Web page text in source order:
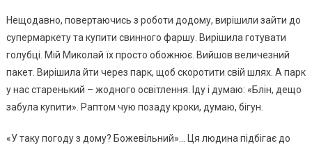
Нещодавно, повертаючись з роботи додому, вирішили зайти до
супермаркету та купити свинного фаршу. Вирішила готувати
голубці. Мій Миколай їх просто обожнює. Вийшов величезний
пакет. Вирішила йти через парк, щоб скоротити свій шлях. А парк
у нас старенький – жодного освітлення. Іду і думаю: «Блін, дещо
забула куnити». Раптом чую позаду кроки, думаю, бігун.
«У таку погоду з дому? Божевільний»… Ця людина підбігає до